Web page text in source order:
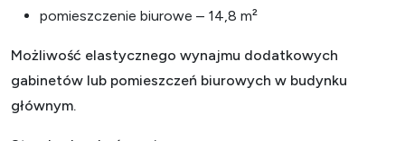
pomieszczenie biurowe – 14,8 m²
Możliwość elastycznego wynajmu dodatkowych
gabinetów lub pomieszczeń biurowych w budynku
głównym.